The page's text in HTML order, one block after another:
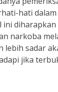
hati
ini
narkoba
lebih sadar
jika